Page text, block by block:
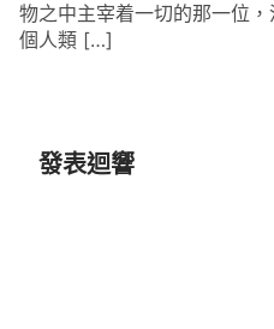
物之中主宰着一切的那一位
個人類 […]
發表迴響